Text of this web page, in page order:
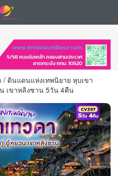
/ ดินแดนแห่งเทพนิยาย หุบเขา
เขาหลิงซาน 5วัน 4คืน